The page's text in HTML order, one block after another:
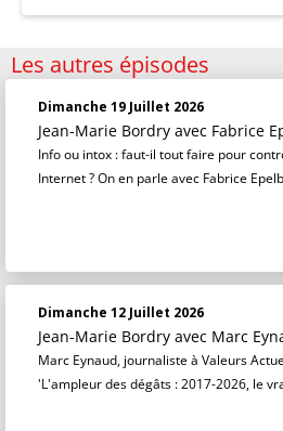
Les autres épisodes
Dimanche 19 Juillet 2026
Jean-Marie Bordry avec Fabrice
Info ou intox : faut-il tout faire pour
Internet ? On en parle avec Fabrice
Dimanche 12 Juillet 2026
Jean-Marie Bordry avec Marc
Marc Eynaud, journaliste à Valeurs
'L'ampleur des dégâts : 2017-2026, le